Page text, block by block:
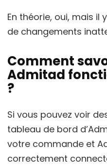
En théorie, oui, mais il
de changements
Comment
Admitad
?
Si vous pouvez voir
tableau de bord
votre commande et
correctement